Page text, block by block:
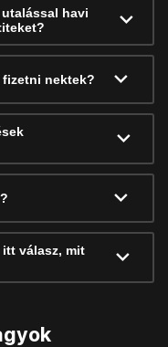
havi
nektek?
itt válasz, mit